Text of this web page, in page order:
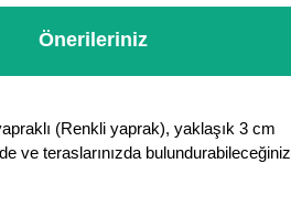
Önerileriniz
(Renkli yaprak), yaklaşık 3 cm
ve teraslarınızda bulundurabileceğiniz